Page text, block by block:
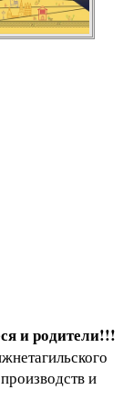
и родители!!!
и